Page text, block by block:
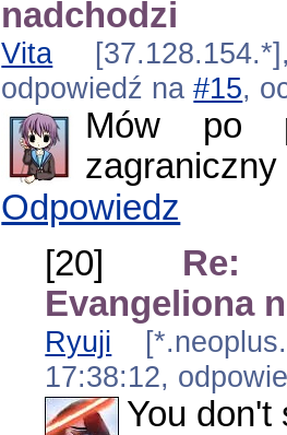
nadchodzi
Vita
odpowiedź na#15,
Mów po
zagraniczny
Odpowiedz
[20] Re:
Evangeliona
Ryuji
17:38:12,
You don't